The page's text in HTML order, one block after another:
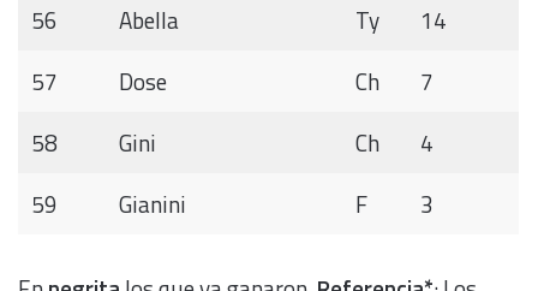
56
Abella Ty
14
57
Dose Ch
7
58
Gini Ch
4
59
Gianini F 3